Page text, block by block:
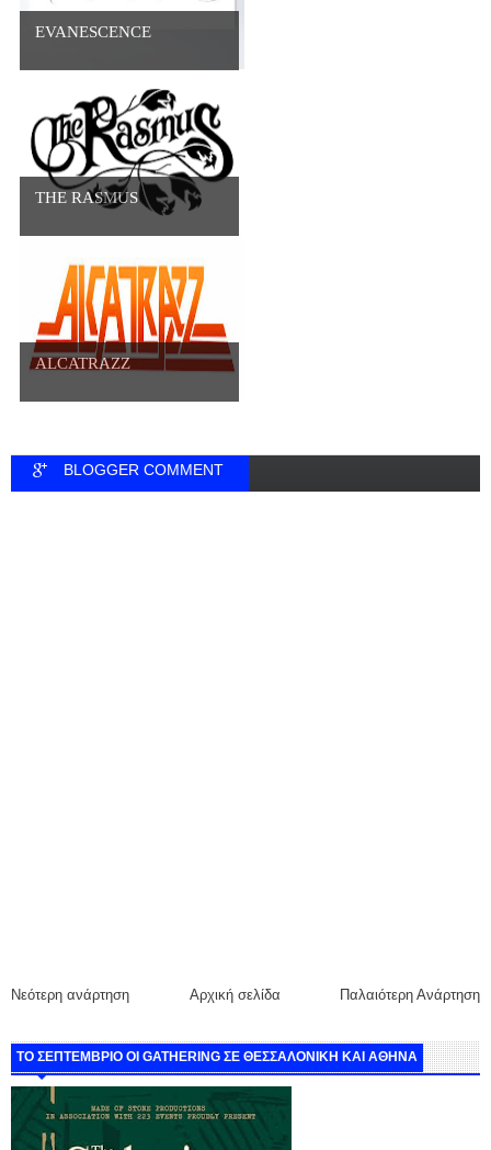
EVANESCENCE
THE RASMUS
ALCATRAZZ
BLOGGER COMMENT
Νεότερη ανάρτηση Παλαιότερη Ανάρτηση
Αρχική σελίδα
ΤΟ ΣΕΠΤΕΜΒΡΙΟ ΟΙ GATHERING ΣΕ ΘΕΣΣΑΛΟΝΙΚΗ ΚΑΙ ΑΘΗΝΑ